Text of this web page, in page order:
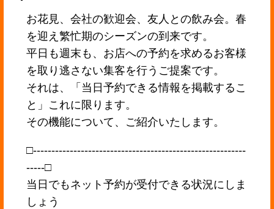
お花見、会社の歓迎会、友人との飲み会。春
を迎え繁忙期のシーズンの到来です。
平日も週末も、お店への予約を求めるお客様
を取り逃さない集客を行うご提案です。
それは、「当日予約できる情報を掲載するこ
と」これに限ります。
その機能について、ご紹介いたします。
□----------------------------------------------------------
-----□
当日でもネット予約が受付できる状況にしま
しょう